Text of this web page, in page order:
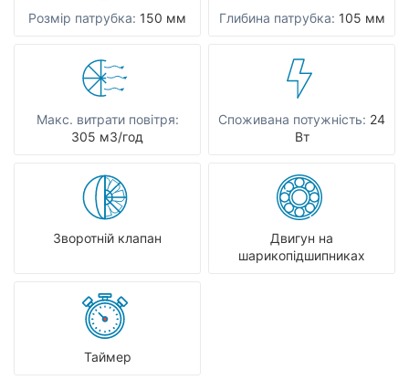
Розмір патрубка: 150 мм Глибина патрубка: 105 мм
Макс. витрати повітря:
305 мЗ/год
Споживана потужність: 24
Вт
Зворотній клапан
Двигун на
шарикопідшипниках
Таймер